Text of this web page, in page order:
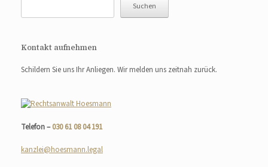
Suchen
Kontakt aufnehmen
Schildern Sie uns Ihr Anliegen. Wir melden uns zeitnah zurück.
Telefon –030 61 08 04 191
kanzlei@hoesmann.legal